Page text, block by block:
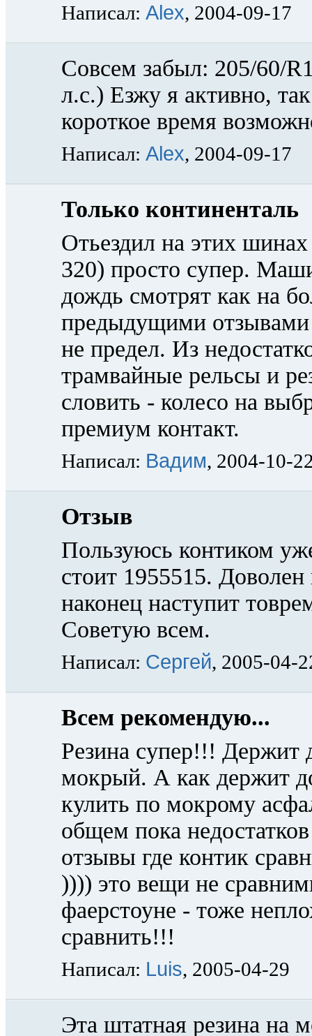
Написал: Alex, 2004-09-17
Совсем забыл: 205/60/
л.с.) Езжу я активно,
короткое время
Написал: Alex, 2004-09-17
Только континенталь
Отьездил на этих
320) просто супер.
дождь смотрят как на
предыдущими отзывами
не предел. Из
трамвайные рельсы и
словить - колесо на
премиум контакт.
Написал: Вадим, 2004-10-
Отзыв
Пользуюсь контиком
стоит 1955515.
наконец наступит
Советую всем.
Написал: Сергей, 2005-04-
Всем рекомендую...
Резина супер!!! Держит
мокрый. А как держит
кулить по мокрому
общем пока
отзывы где контик
)))) это вещи не
фаерстоуне - тоже
сравнить!!!
Написал: Luis, 2005-04-29
Эта штатная резина на